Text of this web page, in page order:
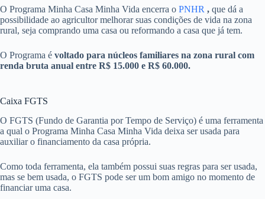
O Programa Minha Casa Minha Vida encerra o PNHR , que dá a
possibilidade ao agricultor melhorar suas condições de vida na zona
rural, seja comprando uma casa ou reformando a casa que já tem.
O Programa é voltado para núcleos familiares na zona rural com
renda bruta anual entre R$ 15.000 e R$ 60.000.
Caixa FGTS
O FGTS (Fundo de Garantia por Tempo de Serviço) é uma ferramenta
a qual o Programa Minha Casa Minha Vida deixa ser usada para
auxiliar o financiamento da casa própria.
Como toda ferramenta, ela também possui suas regras para ser usada,
mas se bem usada, o FGTS pode ser um bom amigo no momento de
financiar uma casa.